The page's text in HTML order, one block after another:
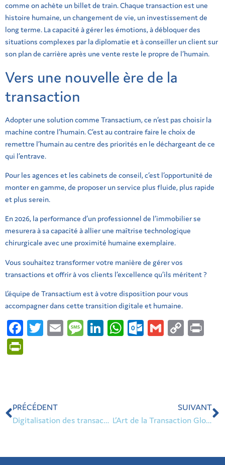
comme on achète un billet de train. Chaque transaction est une
histoire humaine, un changement de vie, un investissement de
long terme. La capacité à gérer les émotions, à débloquer des
situations complexes par la diplomatie et à conseiller un client sur
son plan de carrière après une vente reste le propre de l’humain.
Vers une nouvelle ère de la
transaction
Adopter une solution comme Transactium, ce n’est pas choisir la
machine contre l’humain. C’est au contraire faire le choix de
remettre l’humain au centre des priorités en le déchargeant de ce
qui l’entrave.
Pour les agences et les cabinets de conseil, c’est l’opportunité de
monter en gamme, de proposer un service plus fluide, plus rapide
et plus serein.
En 2026, la performance d’un professionnel de l’immobilier se
mesurera à sa capacité à allier une maîtrise technologique
chirurgicale avec une proximité humaine exemplaire.
Vous souhaitez transformer votre manière de gérer vos
transactions et offrir à vos clients l’excellence qu’ils méritent ?
L’équipe de Transactium est à votre disposition pour vous
accompagner dans cette transition digitale et humaine.
Facebook
Twitter
EmailMessage
LinkedIn
WhatsApp
Gmail
Copy
PRÉCÉDENT
Digitalisation des transactions immobilières en 2026 : entre exigences réglementaires et nouveaux usages professionnels
SUIVANT
L’Art de la Transaction Globale : Pourquoi la valeur d’un actif ne s’arrête plus à ses murs